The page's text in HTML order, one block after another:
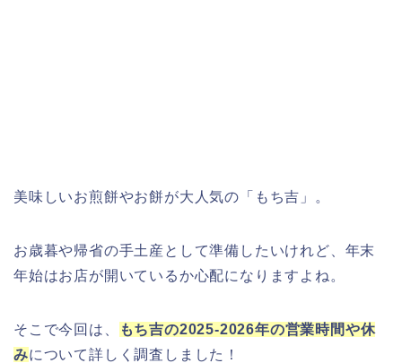
美味しいお煎餅やお餅が大人気の「もち吉」。
お歳暮や帰省の手土産として準備したいけれど、年末
年始はお店が開いているか心配になりますよね。
そこで今回は、
もち吉の2025-2026年の営業時間や休
みについて詳しく調査しました！